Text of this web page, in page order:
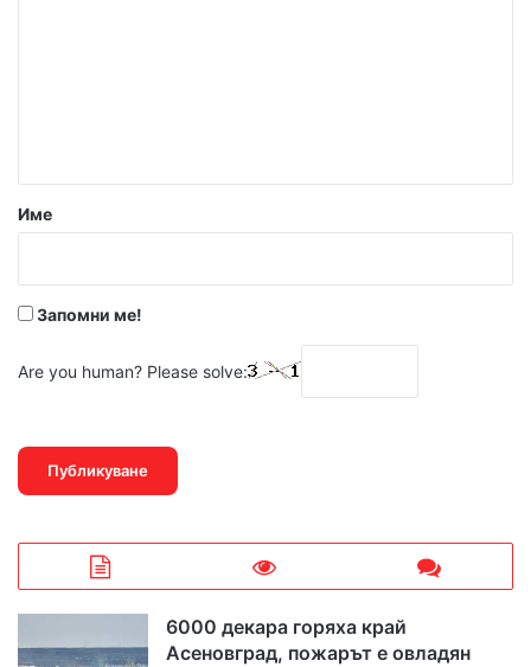
р
Име
Запомни ме!
Are you human? Please solve:
6000 декара горяха край
Асеновград, пожарът е овладян